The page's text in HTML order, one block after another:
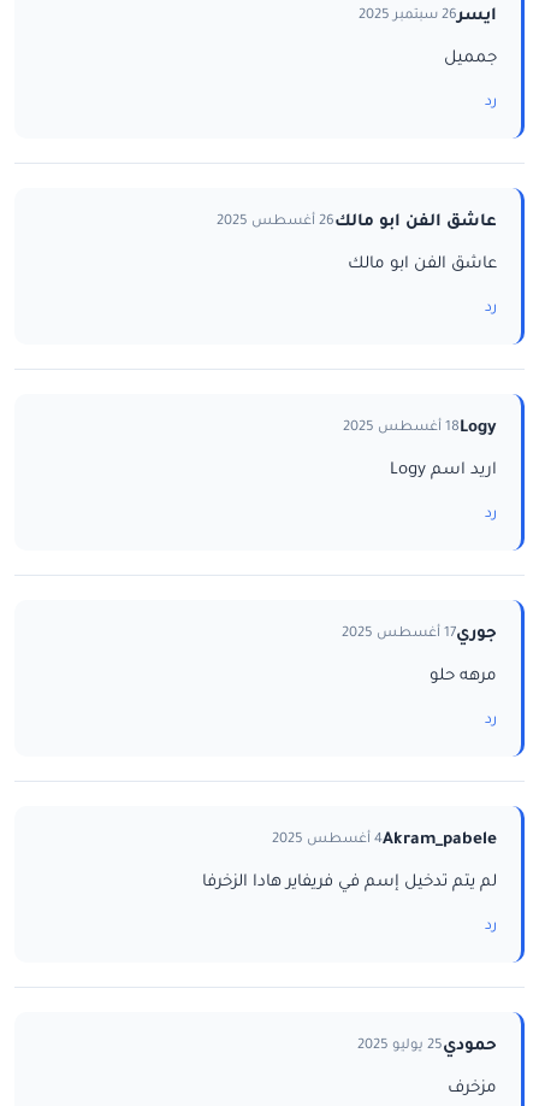
ايسر26 سبتمبر 2025
جمميل
رد
عاشق الفن ابو مالك26 أغسطس 2025
عاشق الفن ابو مالك
رد
Logy18 أغسطس 2025
اريد اسم Logy
رد
جوري17 أغسطس 2025
مرهه حلو
رد
Akram_pabele4 أغسطس 2025
لم يتم تدخيل إسم في فريفاير هادا الزخرفا
رد
حمودي25 يوليو 2025
مزخرف